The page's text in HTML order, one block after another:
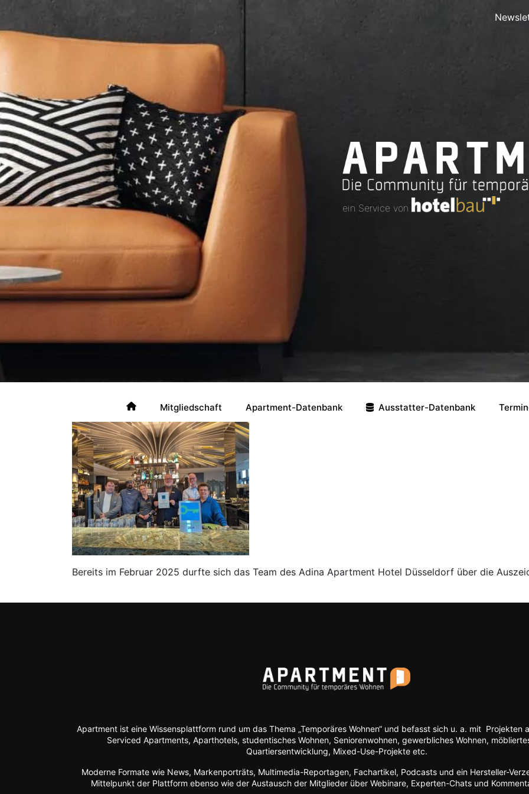
ein Service von
Mitgliedschaft Apartment-Datenbank Ausstatter-Datenbank
Bereits im Februar 2025 durfte sich das Team des Adina Apartment Hotel Düsseldorf über die
Apartment ist eine Wissensplattform rund um das Thema „Temporäres Wohnen“ und befasst sich u. a. mit Projekten
Serviced Apartments, Aparthotels, studentisches Wohnen, Seniorenwohnen, gewerbliches Wohnen,
Quartiersentwicklung, Mixed-Use-Projekte etc.
Moderne Formate wie News, Markenporträts, Multimedia-Reportagen, Fachartikel, Podcasts und ein Hersteller-
Mittelpunkt der Plattform ebenso wie der Austausch der Mitglieder über Webinare, Experten-Chats und